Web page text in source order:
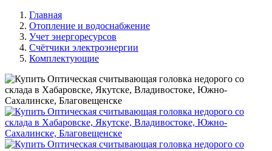
Главная
Отопление и водоснабжение
Учет энергоресурсов
Счётчики электроэнергии
Комплектующие